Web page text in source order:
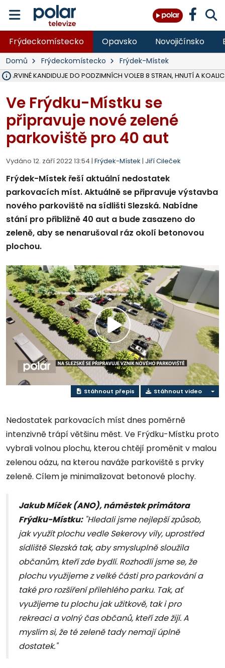
Frýdeckomístecko Opavsko Novojičínsko
Domů Frýdeckomístecko Frýdek-Místek
V KARVINÉ KANDIDUJE DO PODZIMNÍCH VOLEB 8 STRAN, HNUTÍ A KOALIC
Ve Frýdku-Místku se
připravuje nové zelené
parkoviště pro 40 aut
Vydáno 12. září 2022 13:54 | Frýdek-Místek | Jiří Cileček
Frýdek-Místek řeší aktuální nedostatek
parkovacích míst. Aktuálně se připravuje výstavba
nového parkoviště na sídlišti Slezská. Nabídne
stání pro přibližně 40 aut a bude zasazeno do
zeleně, aby se nenarušoval ráz okolí betonovou
plochou.
Přehrát
video
Stáhnout přepis Stáhnout video
Nedostatek parkovacích míst dnes poměrně
intenzivně trápí většinu měst. Ve Frýdku-Místku proto
vybrali volnou plochu, kterou chtějí proměnit v malou
zelenou oázu, na kterou naváže parkoviště s prvky
zeleně. Cílem je minimalizovat betonové plochy.
Jakub Míček (ANO), náměstek primátora
Frýdku-Místku:"Hledali jsme nejlepší způsob,
jak využít plochu vedle Sekerovy vily, uprostřed
sídliště Slezská tak, aby smysluplně sloužila
občanům, kteří zde bydlí. Rozhodli jsme se, že
plochu využijeme z velké části pro parkování a
také pro rozšíření přilehlého parku. Tak, ať
využijeme tu plochu jak užitkově, tak i pro
rekreaci a volný čas občanů, kteří zde žijí. A
myslím si, že té zeleně tady nemají úplně
dostatek."